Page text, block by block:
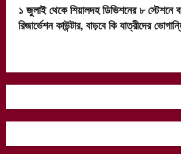
১ জুলাই থেকে শিয়ালদহ ডিভিশনের ৮ স্টেশনে
রিজার্ভেশন কাউন্টার, বাড়বে কি যাত্রীদের